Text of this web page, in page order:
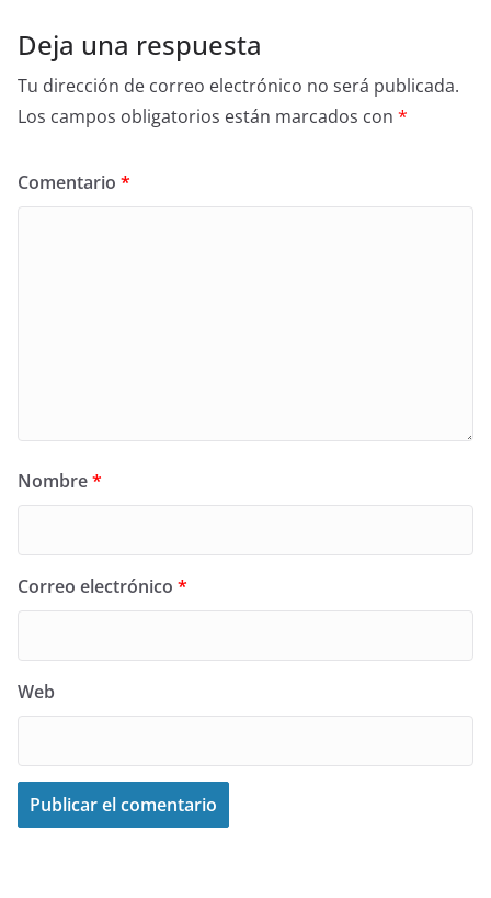
Deja una respuesta
Tu dirección de correo electrónico no será publicada.
Los campos obligatorios están marcados con *
Comentario *
Nombre*
Correo electrónico *
Web